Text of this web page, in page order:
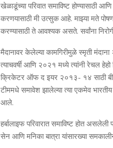
खेळाडूंच्या परिवात समाविष्ट होण्यासाठी
करणयासाठी मी उत्सुक आहे. माझ्या मते पोषण
करण्यासाठी ते आवश्यक असते. सर्वांना
मैदानावर केलेल्या कामगिरीमुळे स्मृती
त्याचवर्षी आणि २०२१ मध्ये त्यांनी रेचल
क्रिकेटर ऑफ द इयर २०१३- १४ साठी
टीममधे समावेश झालेल्या त्या एकमेव
आले.
हर्बालाइफ परिवारात समाविष्ट होत
सेन आणि मनिका बात्रा यांसारख्या